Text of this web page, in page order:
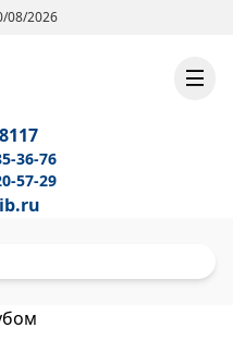
08/2026
36-76
57-29